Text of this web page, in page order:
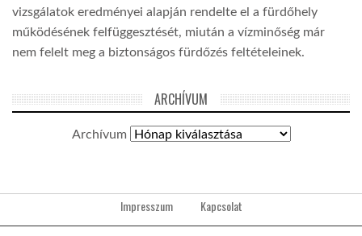
vizsgálatok eredményei alapján rendelte el a fürdőhely
működésének felfüggesztését, miután a vízminőség már
nem felelt meg a biztonságos fürdőzés feltételeinek.
ARCHÍVUM
Archívum
Impresszum Kapcsolat